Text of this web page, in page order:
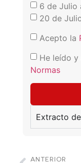
6 de Julio
20 de
Acepto la
He leído
Normas
Extracto
ANTERIOR